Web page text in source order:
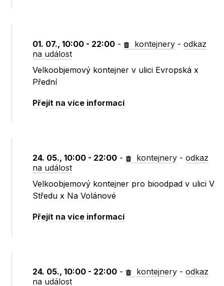
01. 07., 10:00 - 22:00 - kontejnery -odkaz
na událost
Velkoobjemový kontejner v ulici Evropská x
Přední
Přejít na více informací
24. 05., 10:00 - 22:00 - kontejnery -odkaz
na událost
Velkoobjemový kontejner pro bioodpad v ulici V
Středu x Na Volánové
Přejít na více informací
24. 05., 10:00 - 22:00 - kontejnery -odkaz
na událost